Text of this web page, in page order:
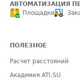
АВТОМАТИЗАЦИЯ
Площадки
ПОЛЕЗНОЕ
Расчет расстояний
Академия ATI.SU